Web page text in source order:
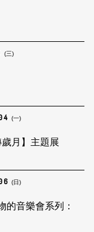
(三)
(一)
歲月】主題展
(日)
的音樂會系列：